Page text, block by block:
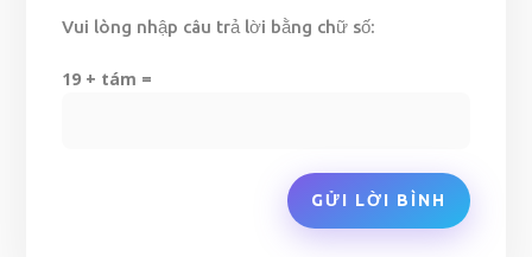
Vui lòng nhập câu trả lời bằng chữ số:
19 + tám =
GỬI LỜI BÌNH